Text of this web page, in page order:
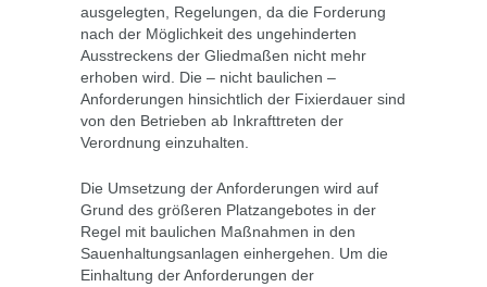
ausgelegten, Regelungen, da die Forderung
nach der Möglichkeit des ungehinderten
Ausstreckens der Gliedmaßen nicht mehr
erhoben wird. Die – nicht baulichen –
Anforderungen hinsichtlich der Fixierdauer sind
von den Betrieben ab Inkrafttreten der
Verordnung einzuhalten.
Die Umsetzung der Anforderungen wird auf
Grund des größeren Platzangebotes in der
Regel mit baulichen Maßnahmen in den
Sauenhaltungsanlagen einhergehen. Um die
Einhaltung der Anforderungen der